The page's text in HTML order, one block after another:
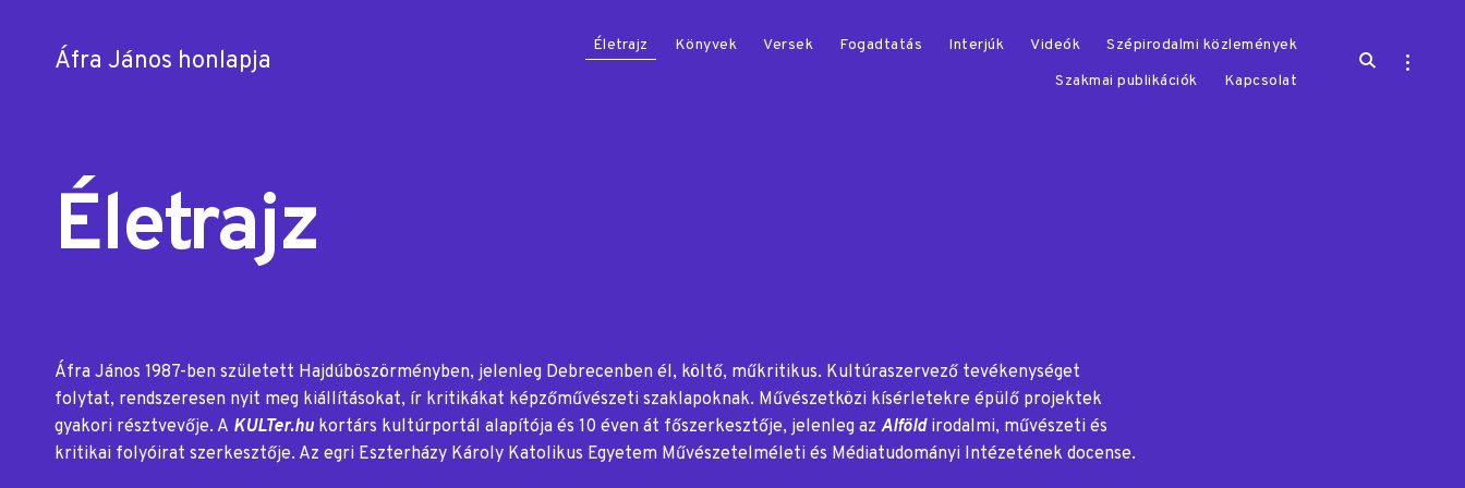
Áfra János honlapja
Életrajz Könyvek Versek Fogadtatás Interjúk Videók
Szépirodalmi közlemények
Szakmai publikációk
Kapcsolat
open
open
Életrajz
Áfra János 1987-ben született Hajdúböszörményben, jelenleg Debrecenben él, költő, műkritikus. Kultúraszervező tevékenységet
folytat, rendszeresen nyit meg kiállításokat, ír kritikákat képzőművészeti szaklapoknak. Művészetközi kísérletekre épülő projektek
gyakori résztvevője. A KULTer.hu kortárs kultúrportál alapítója és 10 éven át főszerkesztője, jelenleg az Alföldirodalmi, művészeti és
kritikai folyóirat szerkesztője. Az egri Eszterházy Károly Katolikus Egyetem Művészetelméleti és Médiatudományi Intézetének docense.